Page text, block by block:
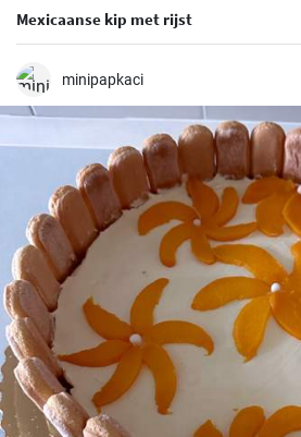
Mexicaanse kip met rijst
minipapkaci